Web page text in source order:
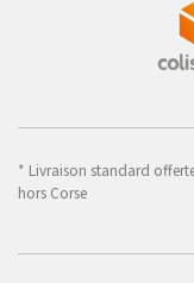
* Livraison standard
hors Corse